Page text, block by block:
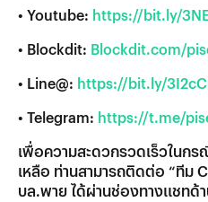
• Youtube: https://bit.ly/
• Blockdit: Blockdit.com/
• Line@: https://bit.ly/
• Telegram: https://t.me/
เพื่อความสะดวกรวดเร็วในก
เหลือ ท่านสามารถติดต่อ “ทีม
บล.พาย ได้ผ่านช่องทางแชทด้